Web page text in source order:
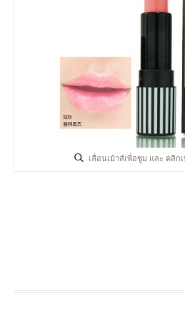
เลื่อนเม้าส์เพื่อซูม และ คลิก